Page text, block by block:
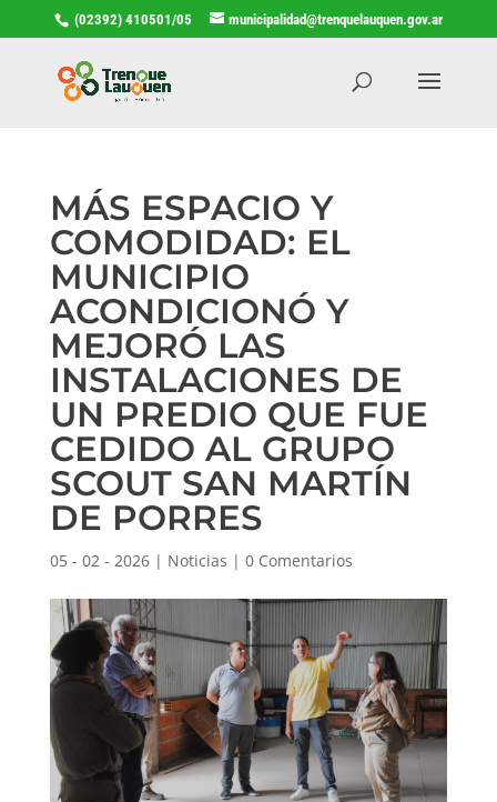
(02392) 410501/05 municipalidad@trenquelauquen.gov.ar
MÁS ESPACIO Y
COMODIDAD: EL
MUNICIPIO
ACONDICIONÓ Y
MEJORÓ LAS
INSTALACIONES DE
UN PREDIO QUE FUE
CEDIDO AL GRUPO
SCOUT SAN MARTÍN
DE PORRES
05 - 02 - 2026| Noticias | 0 Comentarios